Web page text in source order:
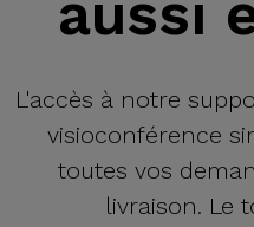
L'accès à notre
visioconférence
toutes vos
livraison. Le